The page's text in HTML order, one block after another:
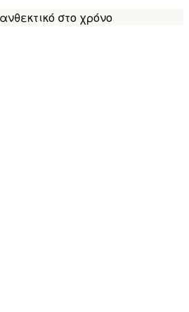
στο χρόνο